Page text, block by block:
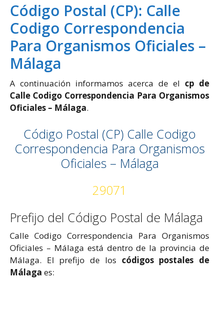
Código Postal (CP): Calle
Codigo Correspondencia
Para Organismos Oficiales –
Málaga
A continuación informamos acerca de el cp de
Calle Codigo Correspondencia Para Organismos
Oficiales – Málaga.
Código Postal (CP) Calle Codigo
Correspondencia Para Organismos
Oficiales – Málaga
29071
Prefijo del Código Postal de Málaga
Calle Codigo Correspondencia Para Organismos
Oficiales – Málaga está dentro de la provincia de
Málaga. El prefijo de los códigos postales de
Málaga es: